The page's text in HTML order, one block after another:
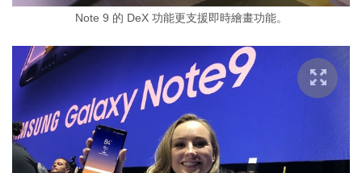
Note 9 的 DeX 功能更支援即時繪畫功能。